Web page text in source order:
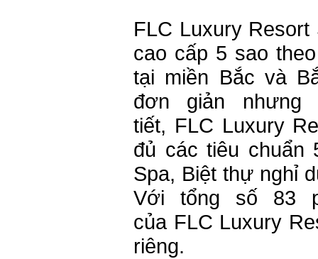
FLC Luxury
cao cấp 5 sao
tại miền Bắc và
đơn giản nhưng
tiết, FLC Luxury
đủ các tiêu chuẩn
Spa, Biệt thự nghỉ
Với tổng số 83
của FLC Luxury
riêng.